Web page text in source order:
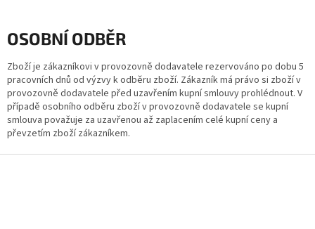
OSOBNÍ ODBĚR
Zboží je zákazníkovi v provozovně dodavatele rezervováno po dobu 5
pracovních dnů od výzvy k odběru zboží. Zákazník má právo si zboží v
provozovně dodavatele před uzavřením kupní smlouvy prohlédnout. V
případě osobního odběru zboží v provozovně dodavatele se kupní
smlouva považuje za uzavřenou až zaplacením celé kupní ceny a
převzetím zboží zákazníkem.